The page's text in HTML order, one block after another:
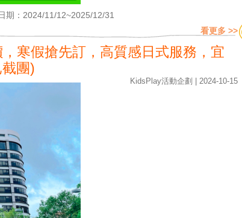
期：2024/11/12~2025/12/31
看更多 >>
寒假搶先訂，高質感日式服務，宜
團)
KidsPlay活動企劃 | 2024-10-15